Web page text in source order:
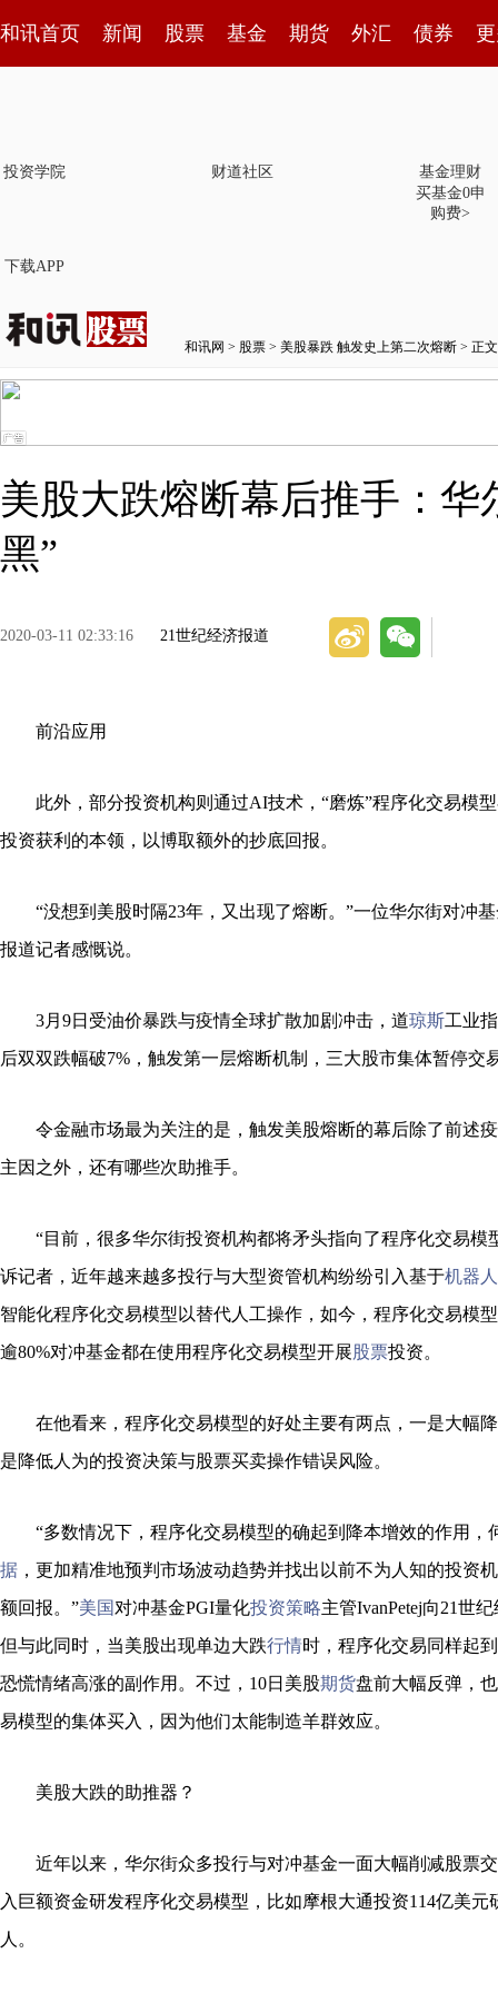
和讯首页 新闻 股票 基金 期货 外汇 债券
投资学院 财道社区
基金理财
买基金0申
购费>
下载APP
和讯网 > 股票 > 美股暴跌 触发史上第二次熔断 > 正文
美股大跌熔断幕后推手：
黑”
2020-03-11 02:33:16 21世纪经济报道
前沿应用
此外，部分投资机构则通过AI技术，“磨炼”程序化交易模
投资获利的本领，以博取额外的抄底回报。
“没想到美股时隔23年，又出现了熔断。”一位华尔街对冲
报道记者感慨说。
3月9日受油价暴跌与疫情全球扩散加剧冲击，道琼斯工业
后双双跌幅破7%，触发第一层熔断机制，三大股市集体暂停交
令金融市场最为关注的是，触发美股熔断的幕后除了前述
主因之外，还有哪些次助推手。
“目前，很多华尔街投资机构都将矛头指向了程序化交易模
诉记者，近年越来越多投行与大型资管机构纷纷引入基于机器人
智能化程序化交易模型以替代人工操作，如今，程序化交易模
逾80%对冲基金都在使用程序化交易模型开展 股票投资。
在他看来，程序化交易模型的好处主要有两点，一是大幅
是降低人为的投资决策与股票买卖操作错误风险。
“多数情况下，程序化交易模型的确起到降本增效的作用，
据 ，更加精准地预判市场波动趋势并找出以前不为人知的投资
额回报。”美国 对冲基金PGI量化投资策略主管IvanPetej向21世
但与此同时，当美股出现单边大跌行情时，程序化交易同样起
恐慌情绪高涨的副作用。不过，10日美股期货盘前大幅反弹，
易模型的集体买入，因为他们太能制造羊群效应。
美股大跌的助推器？
近年以来，华尔街众多投行与对冲基金一面大幅削减股票
入巨额资金研发程序化交易模型，比如摩根大通投资114亿美元
人。